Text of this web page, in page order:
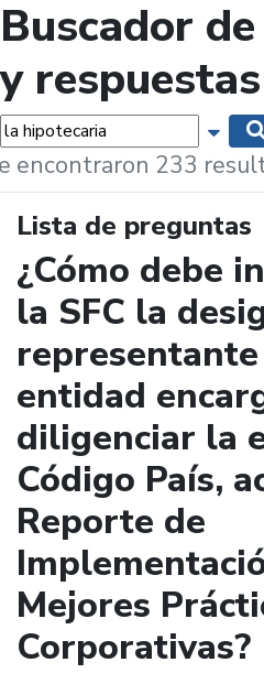
Buscador
y respuestas
encontraron 233
Lista de preguntas
¿Cómo debe
la SFC la
entidad
diligenciar la
Código País,
Reporte de
Mejores
Corporativas?